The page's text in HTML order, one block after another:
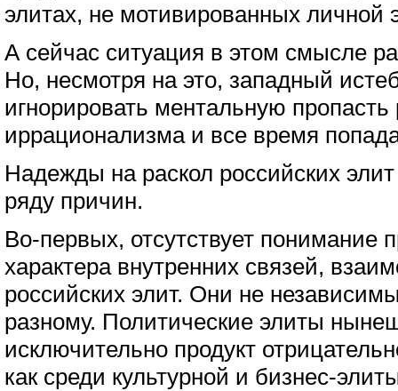
элитах, не мотивированных личной
А сейчас ситуация в этом смысле
Но, несмотря на это, западный
игнорировать ментальную пропасть
иррационализма и все время
Надежды на раскол российских
ряду причин.
Во-первых, отсутствует понимание
характера внутренних связей,
российских элит. Они не
разному. Политические элиты
исключительно продукт
как среди культурной и бизнес-